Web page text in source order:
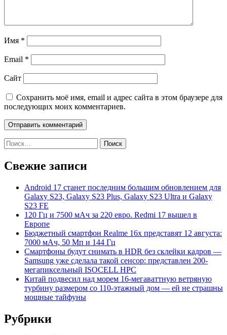
Имя *
Email *
Сайт
Сохранить моё имя, email и адрес сайта в этом браузере для
последующих моих комментариев.
Найти:
Свежие записи
Android 17 станет последним большим обновлением для
Galaxy S23, Galaxy S23 Plus, Galaxy S23 Ultra и Galaxy
S23 FE
120 Гц и 7500 мАч за 220 евро. Redmi 17 вышел в
Европе
Бюджетный смартфон Realme 16x представят 12 августа:
7000 мАч, 50 Мп и 144 Гц
Смартфоны будут снимать в HDR без склейки кадров —
Samsung уже сделала такой сенсор: представлен 200-
мегапиксельный ISOCELL HPC
Китай подвесил над морем 16-мегаваттную ветряную
турбину размером со 110-этажный дом — ей не страшны
мощные тайфуны
Рубрики